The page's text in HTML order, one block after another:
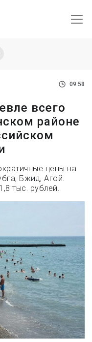
09:58
всего
районе
цены на
Бжид, Агой.
тыс. рублей.